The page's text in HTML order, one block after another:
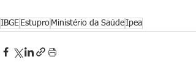
IBGE Estupro Ministério da SaúdeIpea